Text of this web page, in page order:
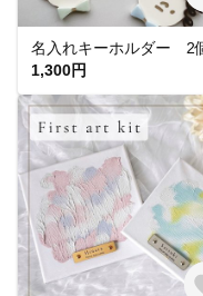
1,300円